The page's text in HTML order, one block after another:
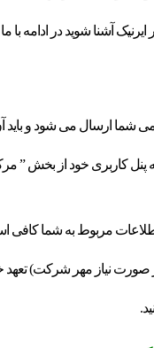
آشنا شوید در ادامه با
مربوط به شما کافی
صورت نیاز مهر شرکت) تعهد